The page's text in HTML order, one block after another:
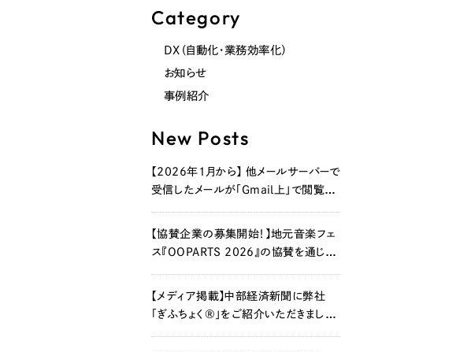
Category
DX（自動化・業務効率化）
お知らせ
事例紹介
New Posts
【2026年1月から】 他メールサーバーで
受信したメールが「Gmail上」で閲覧で
【協賛企業の募集開始！】地元音楽フェ
ス『OOPARTS 2026』の協賛を通じ
【メディア掲載】中部経済新聞に弊社
「ぎふちょく®」をご紹介いただきました